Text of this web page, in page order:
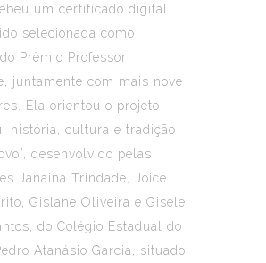
um certificado digital
selecionada como
Prêmio Professor
juntamente com mais nove
Ela orientou o projeto
história, cultura e tradição
desenvolvido pelas
Janaina Trindade, Joice
Gislane Oliveira e Gisele
do Colégio Estadual do
Atanásio Garcia, situado